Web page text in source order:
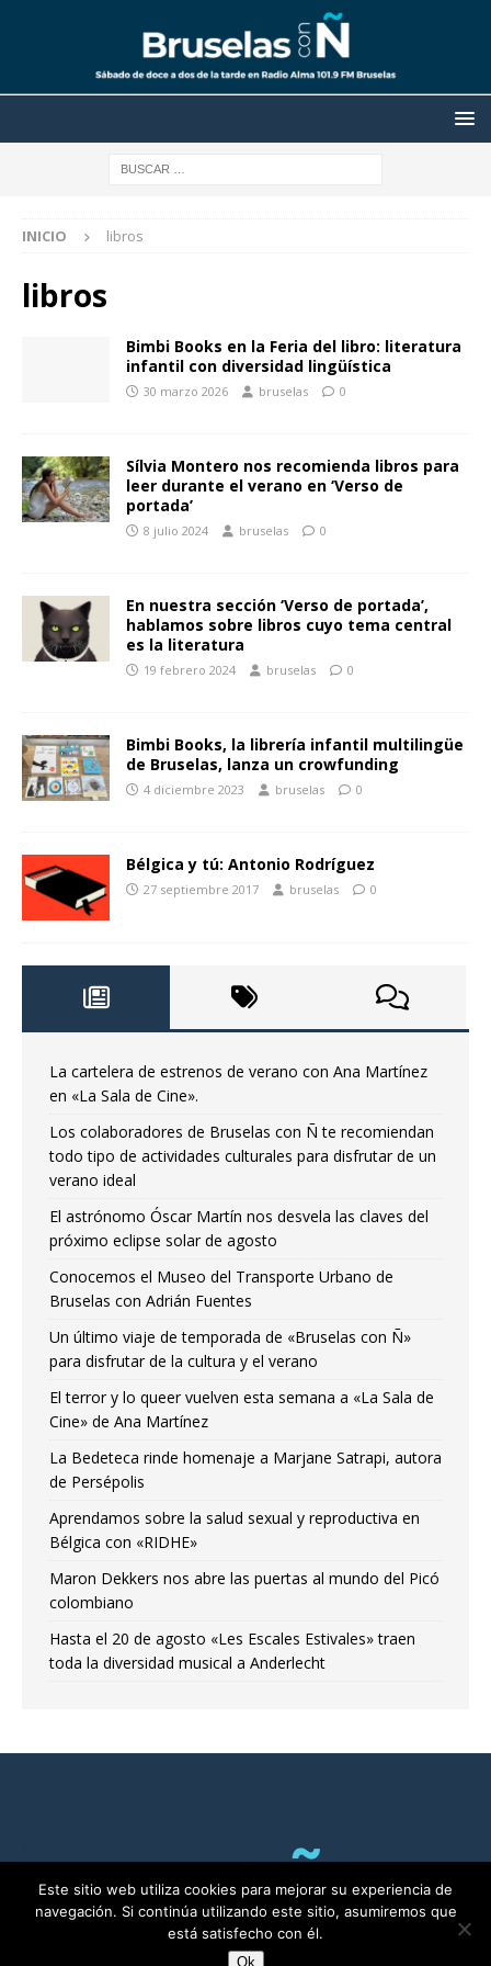
INICIO libros
libros
Bimbi Books en la Feria del libro: literatura
infantil con diversidad lingüística
30 marzo 2026 bruselas 0
Sílvia Montero nos recomienda libros para
leer durante el verano en ‘Verso de
portada’
8 julio 2024 bruselas 0
En nuestra sección ‘Verso de portada’,
hablamos sobre libros cuyo tema central
es la literatura
19 febrero 2024 bruselas 0
Bimbi Books, la librería infantil multilingüe
de Bruselas, lanza un crowfunding
4 diciembre 2023 bruselas 0
Bélgica y tú: Antonio Rodríguez
27 septiembre 2017 bruselas 0
La cartelera de estrenos de verano con Ana Martínez
en «La Sala de Cine».
Los colaboradores de Bruselas con Ñ te recomiendan
todo tipo de actividades culturales para disfrutar de un
verano ideal
El astrónomo Óscar Martín nos desvela las claves del
próximo eclipse solar de agosto
Conocemos el Museo del Transporte Urbano de
Bruselas con Adrián Fuentes
Un último viaje de temporada de «Bruselas con Ñ»
para disfrutar de la cultura y el verano
El terror y lo queer vuelven esta semana a «La Sala de
Cine» de Ana Martínez
La Bedeteca rinde homenaje a Marjane Satrapi, autora
de Persépolis
Aprendamos sobre la salud sexual y reproductiva en
Bélgica con «RIDHE»
Maron Dekkers nos abre las puertas al mundo del Picó
colombiano
Hasta el 20 de agosto «Les Escales Estivales» traen
toda la diversidad musical a Anderlecht
Este sitio web utiliza cookies para mejorar su experiencia de
navegación. Si continúa utilizando este sitio, asumiremos que
está satisfecho con él.
Ok